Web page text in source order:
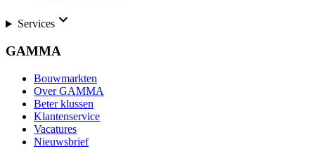
Services
GAMMA
Bouwmarkten
Over GAMMA
Beter klussen
Klantenservice
Vacatures
Nieuwsbrief